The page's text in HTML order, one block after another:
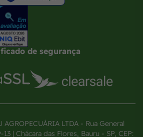
de segurança
AGROPECUÁRIA LTDA - Rua General
| Chácara das Flores, Bauru - SP, CEP: